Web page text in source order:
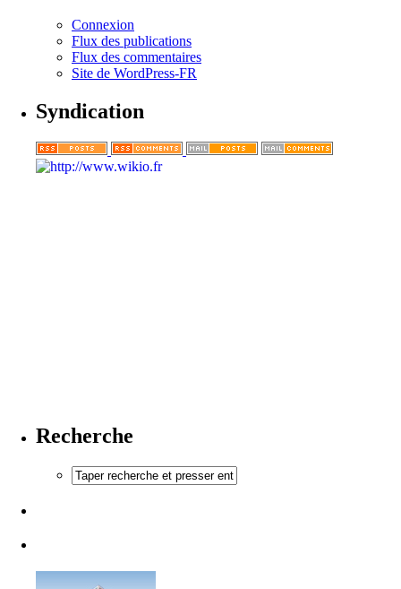
Connexion
Flux des publications
Flux des commentaires
Site de WordPress-FR
Syndication
Recherche